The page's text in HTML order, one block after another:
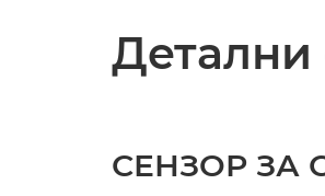
СЕНЗОР ЗА